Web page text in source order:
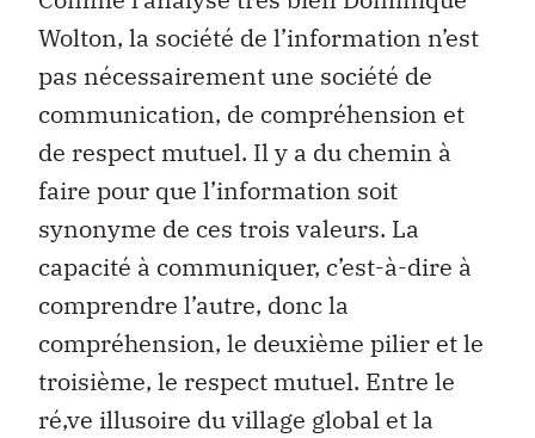
Wolton, la société de l’information n’est
pas nécessairement une société de
communication, de compréhension et
de respect mutuel. Il y a du chemin à
faire pour que l’information soit
synonyme de ces trois valeurs. La
capacité à communiquer, c’est-à-dire à
comprendre l’autre, donc la
compréhension, le deuxième pilier et le
troisième, le respect mutuel. Entre le
ré‚ve illusoire du village global et la